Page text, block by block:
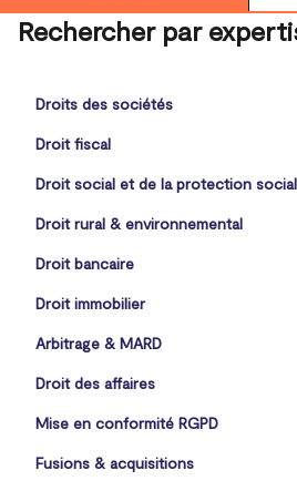
Rechercher par
Droits des sociétés
Droit fiscal
Droit social et de la protection
Droit rural & environnemental
Droit bancaire
Droit immobilier
Arbitrage & MARD
Droit des affaires
Mise en conformité RGPD
Fusions & acquisitions